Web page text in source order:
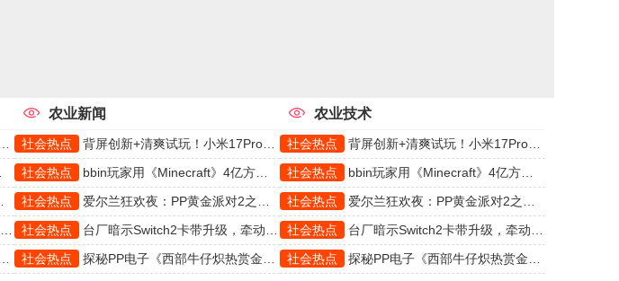
农业新闻
社会热点
背屏创新+清爽试玩！小米17Pro携手PP冰薄荷掀起热潮
社会热点
bbin玩家用《Minecraft》4亿方块，打造史上最庞大的红石AI
社会热点
爱尔兰狂欢夜：PP黄金派对2之狂欢教你把重转玩成艺术
社会热点
台厂暗示Switch2卡带升级，牵动CQ9游戏玩家关注！
社会热点
探秘PP电子《西部牛仔炽热赏金》的独特游戏魅力
农业技术
社会热点
背屏创新+清爽试玩！小米17Pro携手PP冰薄荷掀起热潮
社会热点
bbin玩家用《Minecraft》4亿方块，打造史上最庞大的红石AI
社会热点
爱尔兰狂欢夜：PP黄金派对2之狂欢教你把重转玩成艺术
社会热点
台厂暗示Switch2卡带升级，牵动CQ9游戏玩家关注！
社会热点
探秘PP电子《西部牛仔炽热赏金》的独特游戏魅力